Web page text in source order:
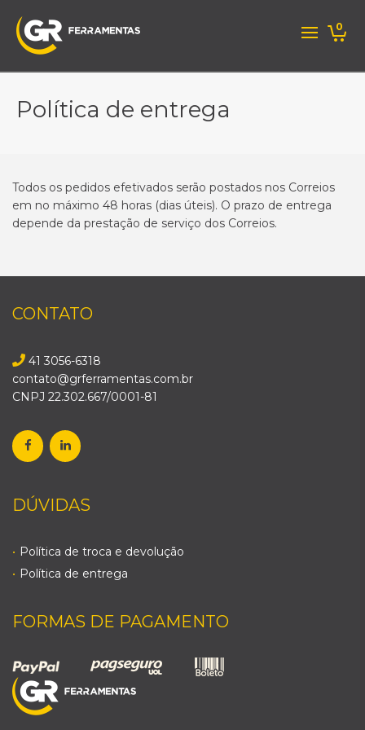
0
Política de entrega
Todos os pedidos efetivados serão postados nos Correios
em no máximo 48 horas (dias úteis). O prazo de entrega
depende da prestação de serviço dos Correios.
CONTATO
41 3056-6318
contato@grferramentas.com.br
CNPJ 22.302.667/0001-81
DÚVIDAS
Política de troca e devolução
Política de entrega
FORMAS DE PAGAMENTO